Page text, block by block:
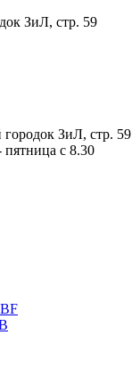
ЗиЛ, стр. 59
ЗиЛ, стр. 59
с 8.30